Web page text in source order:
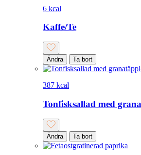
6 kcal
Kaffe/Te
Ändra Ta bort
387 kcal
Tonfisksallad med
Ändra Ta bort